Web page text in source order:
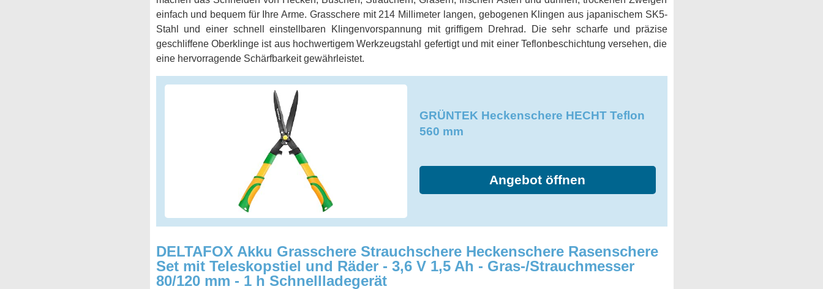
einfach und bequem für Ihre Arme. Grasschere mit 214 Millimeter langen, gebogenen Klingen aus japanischem SK5-
Stahl und einer schnell einstellbaren Klingenvorspannung mit griffigem Drehrad. Die sehr scharfe und präzise
geschliffene Oberklinge ist aus hochwertigem Werkzeugstahl gefertigt und mit einer Teflonbeschichtung versehen, die
eine hervorragende Schärfbarkeit gewährleistet.
GRÜNTEK Heckenschere HECHT Teflon
560 mm
Angebot öffnen
DELTAFOX Akku Grasschere Strauchschere Heckenschere Rasenschere
Set mit Teleskopstiel und Räder - 3,6 V 1,5 Ah - Gras-/Strauchmesser
80/120 mm - 1 h Schnellladegerät